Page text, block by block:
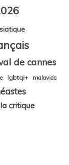
de cannes
lgbtqi+ malavida
critique